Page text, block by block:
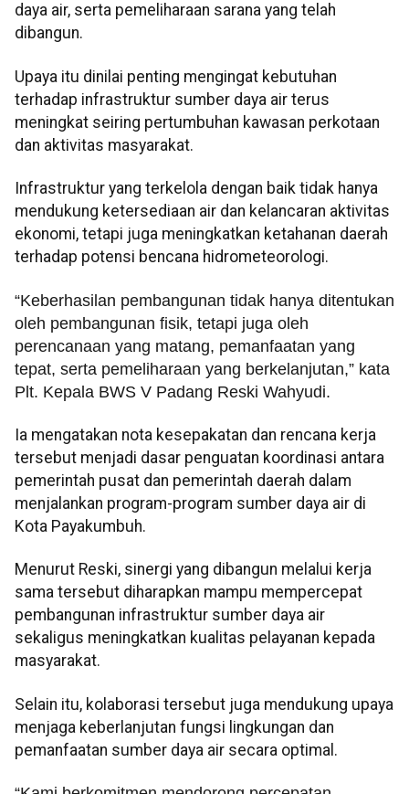
daya air, serta pemeliharaan sarana yang telah
dibangun.
Upaya itu dinilai penting mengingat kebutuhan
terhadap infrastruktur sumber daya air terus
meningkat seiring pertumbuhan kawasan perkotaan
dan aktivitas masyarakat.
Infrastruktur yang terkelola dengan baik tidak hanya
mendukung ketersediaan air dan kelancaran aktivitas
ekonomi, tetapi juga meningkatkan ketahanan daerah
terhadap potensi bencana hidrometeorologi.
“Keberhasilan pembangunan tidak hanya ditentukan
oleh pembangunan fisik, tetapi juga oleh
perencanaan yang matang, pemanfaatan yang
tepat, serta pemeliharaan yang berkelanjutan,” kata
Plt. Kepala BWS V Padang Reski Wahyudi.
Ia mengatakan nota kesepakatan dan rencana kerja
tersebut menjadi dasar penguatan koordinasi antara
pemerintah pusat dan pemerintah daerah dalam
menjalankan program-program sumber daya air di
Kota Payakumbuh.
Menurut Reski, sinergi yang dibangun melalui kerja
sama tersebut diharapkan mampu mempercepat
pembangunan infrastruktur sumber daya air
sekaligus meningkatkan kualitas pelayanan kepada
masyarakat.
Selain itu, kolaborasi tersebut juga mendukung upaya
menjaga keberlanjutan fungsi lingkungan dan
pemanfaatan sumber daya air secara optimal.